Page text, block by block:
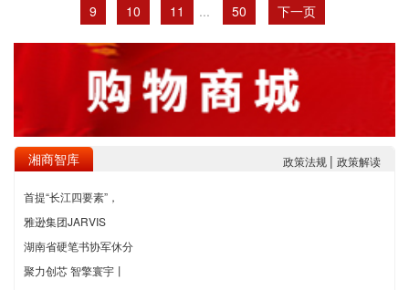
9 10 11 ... 50 下一页
湘商智库 政策法规 | 政策解读
首提“长江四要素”，
雅逊集团JARVIS
湖南省硬笔书协军休分
聚力创芯 智擎寰宇丨